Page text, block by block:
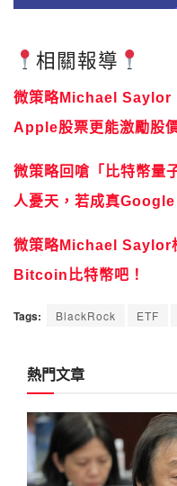
相關報導
微策略Michael Saylor
Apple股票更能激勵股
微策略回嗆「比特幣
人憂天，若成真Google
微策略Michael Saylor
Bitcoin比特幣吧！
Tags: BlackRock ETF
熱門文章